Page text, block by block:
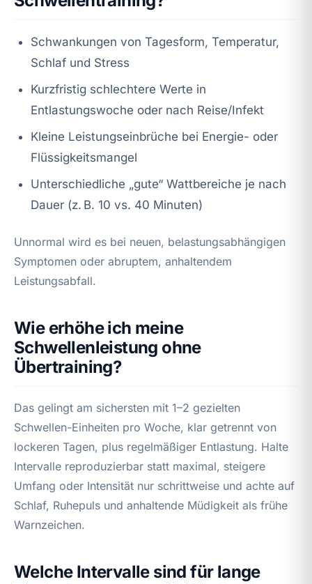
Schwankungen von Tagesform, Temperatur,
Schlaf und Stress
Kurzfristig schlechtere Werte in
Entlastungswoche oder nach Reise/Infekt
Kleine Leistungseinbrüche bei Energie- oder
Flüssigkeitsmangel
Unterschiedliche „gute“ Wattbereiche je nach
Dauer (z. B. 10 vs. 40 Minuten)
Unnormal wird es bei neuen, belastungsabhängigen
Symptomen oder abruptem, anhaltendem
Leistungsabfall.
Wie erhöhe ich meine
Schwellenleistung ohne
Übertraining?
Das gelingt am sichersten mit 1–2 gezielten
Schwellen-Einheiten pro Woche, klar getrennt von
lockeren Tagen, plus regelmäßiger Entlastung. Halte
Intervalle reproduzierbar statt maximal, steigere
Umfang oder Intensität nur schrittweise und achte auf
Schlaf, Ruhepuls und anhaltende Müdigkeit als frühe
Warnzeichen.
Welche Intervalle sind für lange